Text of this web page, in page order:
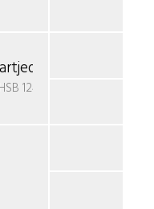
Emeth v.
1240956